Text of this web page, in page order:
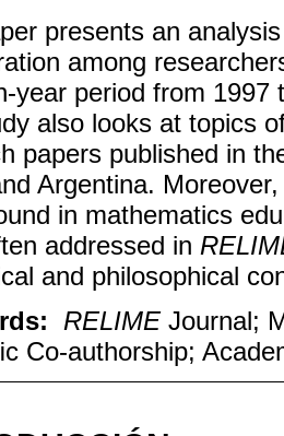
presents an
among
year period from
also looks at topics
papers published in
Argentina.
in mathematics
addressed in
and philosophical
RELIMEJournal;
Co-authorship;